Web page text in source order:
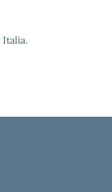
Italia.